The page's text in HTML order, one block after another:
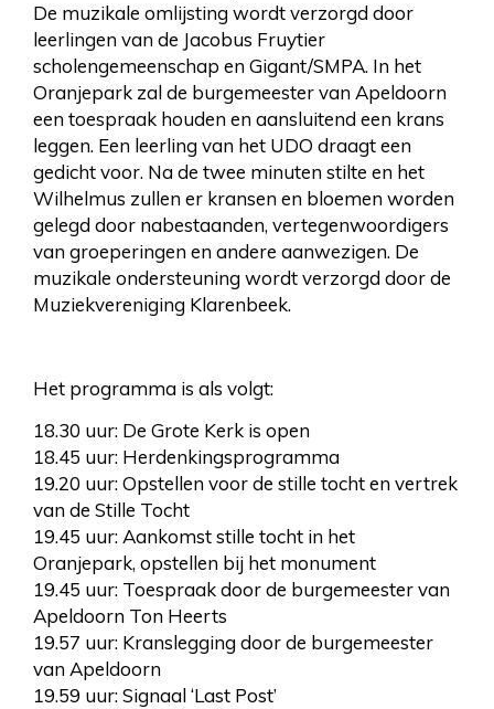
De muzikale omlijsting wordt verzorgd door
leerlingen van de Jacobus Fruytier
scholengemeenschap en Gigant/SMPA. In het
Oranjepark zal de burgemeester van Apeldoorn
een toespraak houden en aansluitend een krans
leggen. Een leerling van het UDO draagt een
gedicht voor. Na de twee minuten stilte en het
Wilhelmus zullen er kransen en bloemen worden
gelegd door nabestaanden, vertegenwoordigers
van groeperingen en andere aanwezigen. De
muzikale ondersteuning wordt verzorgd door de
Muziekvereniging Klarenbeek.
Het programma is als volgt:
18.30 uur: De Grote Kerk is open
18.45 uur: Herdenkingsprogramma
19.20 uur: Opstellen voor de stille tocht en vertrek
van de Stille Tocht
19.45 uur: Aankomst stille tocht in het
Oranjepark, opstellen bij het monument
19.45 uur: Toespraak door de burgemeester van
Apeldoorn Ton Heerts
19.57 uur: Kranslegging door de burgemeester
van Apeldoorn
19.59 uur: Signaal ‘Last Post’